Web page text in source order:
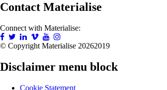
Contact Materialise
Connect with Materialise:
© Copyright Materialise 20262019
Disclaimer menu block
Cookie Statement